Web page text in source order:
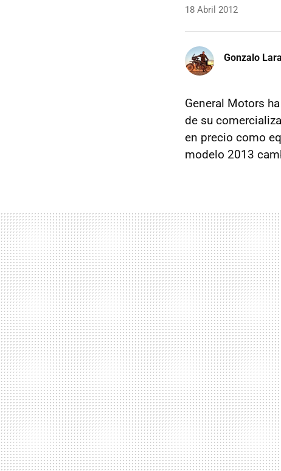
18 Abril 2012
Gonzalo Lara
General Motors
de su
en precio como
modelo 2013